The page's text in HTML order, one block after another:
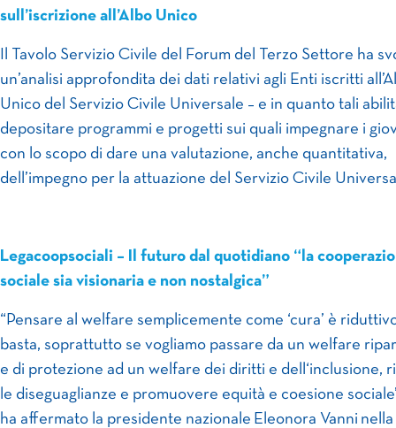
sull’iscrizione all’Albo Unico
Il Tavolo Servizio Civile del Forum del Terzo Settore ha
un’analisi approfondita dei dati relativi agli Enti iscritti
Unico del Servizio Civile Universale – e in quanto tali
depositare programmi e progetti sui quali impegnare i
con lo scopo di dare una valutazione, anche quantitativa,
dell’impegno per la attuazione del Servizio Civile
Legacoopsociali – Il futuro dal quotidiano “la
sociale sia visionaria e non nostalgica”
“Pensare al welfare semplicemente come ‘cura’ è
basta, soprattutto se vogliamo passare da un welfare
e di protezione ad un welfare dei diritti e dell‘inclusione,
le diseguaglianze e promuovere equità e coesione
ha affermato la presidente nazionale Eleonora Vanni nella